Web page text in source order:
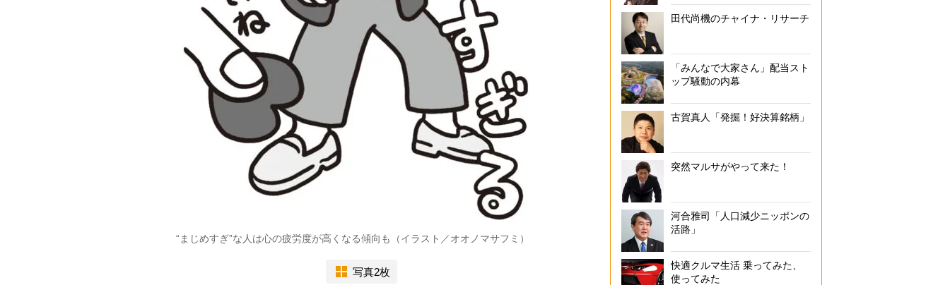
“まじめすぎ”な人は心の疲労度が高くなる傾向も（イラスト／オオノマサフミ）
写真2枚
田代尚機のチャイナ・リサーチ
「みんなで大家さん」配当スト
ップ騒動の内幕
古賀真人「発掘！好決算銘柄」
突然マルサがやって来た！
河合雅司「人口減少ニッポンの
活路」
快適クルマ生活 乗ってみた、
使ってみた